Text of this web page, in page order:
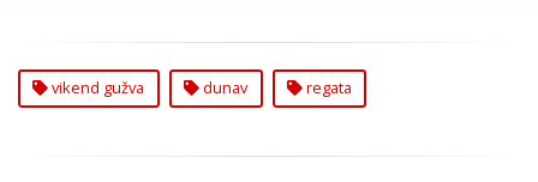
vikend gužva dunav regata